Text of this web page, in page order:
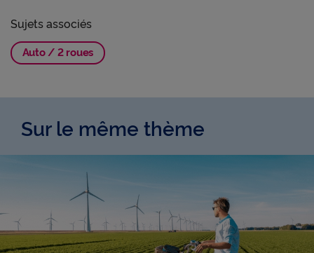
Sujets associés
Auto / 2 roues
Sur le même thème